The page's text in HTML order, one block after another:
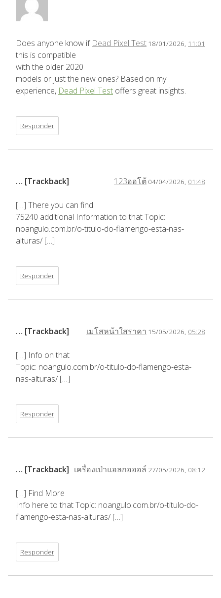
Dead Pixel Test 18/01/2026, 11:01
Does anyone know if
this is compatible
with the older 2020
models or just the new ones? Based on my
experience, Dead Pixel Test offers great insights.
Responder
123ออโต้ 04/04/2026, 01:48
… [Trackback]
[…] There you can find
75240 additional Information to that Topic:
noangulo.com.br/o-titulo-do-flamengo-esta-nas-
alturas/ […]
Responder
เมโสหน้าใสราคา 15/05/2026, 05:28
… [Trackback]
[…] Info on that
Topic: noangulo.com.br/o-titulo-do-flamengo-esta-
nas-alturas/ […]
Responder
เครื่องเป่าแอลกอฮอล์ 27/05/2026, 08:12
… [Trackback]
[…] Find More
Info here to that Topic: noangulo.com.br/o-titulo-do-
flamengo-esta-nas-alturas/ […]
Responder